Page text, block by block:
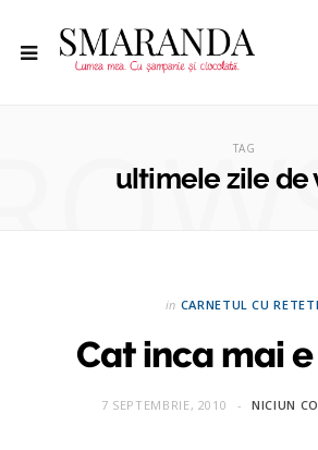
TAG
ultimele zile de
in CARNETUL CU
Cat inca mai
7 SEPTEMBRIE, 2010 NICIUN